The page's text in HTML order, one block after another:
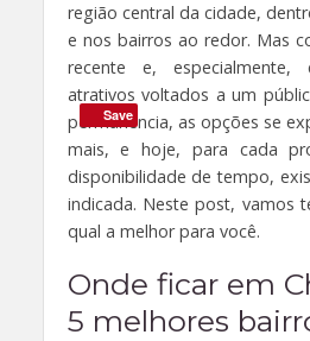
região central da cidade,
e nos bairros ao redor. Mas
recente e,
atrativos voltados a um
permanência, as opções se
mais, e hoje, para cada
disponibilidade de tempo,
indicada. Neste post, vamos
qual a melhor para você.
Onde ficar em
5 melhores
Save